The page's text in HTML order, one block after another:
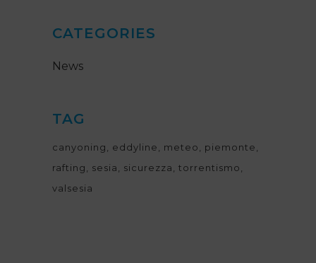
CATEGORIES
News
TAG
canyoning eddyline meteo
piemonte
rafting
sesia sicurezza
torrentismo
valsesia